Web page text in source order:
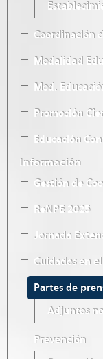
Coordinación
Modalidad
Mod.
Promoción
Educación
Información
Gestión de
ReNPE 2025
Jornada
Cuidados en
Partes de
Adjuntos
Prevención